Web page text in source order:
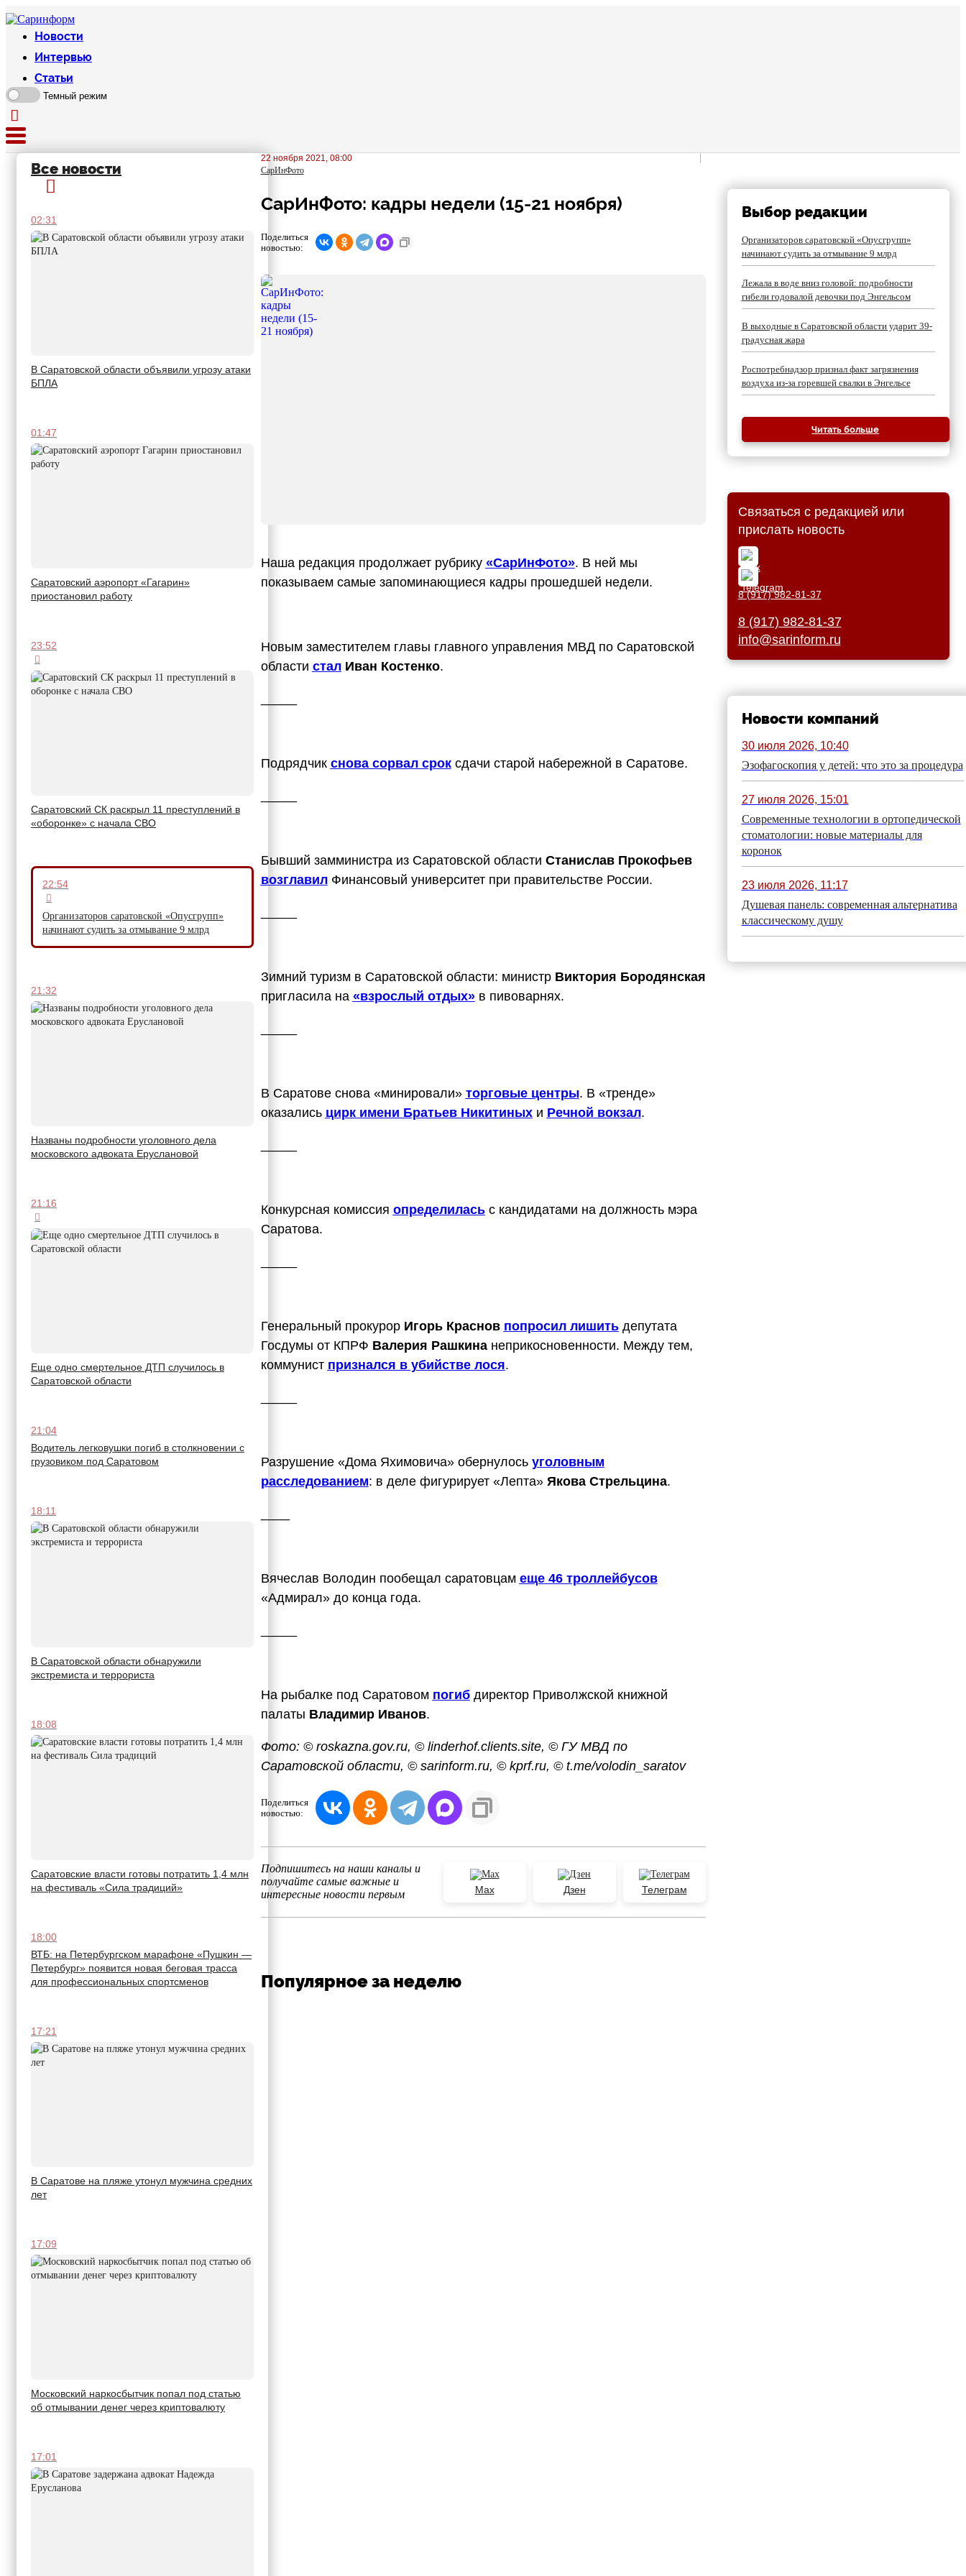
Новости
Интервью
Статьи
Темный режим
Все новости
02:31
В Саратовской области объявили угрозу атаки
БПЛА
01:47
Саратовский аэропорт «Гагарин»
приостановил работу
23:52
Саратовский СК раскрыл 11 преступлений в
«оборонке» с начала СВО
22:54
Организаторов саратовской «Опусгрупп»
начинают судить за отмывание 9 млрд
21:32
Названы подробности уголовного дела
московского адвоката Еруслановой
21:16
Еще одно смертельное ДТП случилось в
Саратовской области
21:04
Водитель легковушки погиб в столкновении с
грузовиком под Саратовом
18:11
В Саратовской области обнаружили
экстремиста и террориста
18:08
Саратовские власти готовы потратить 1,4 млн
на фестиваль «Сила традиций»
18:00
ВТБ: на Петербургском марафоне «Пушкин —
Петербург» появится новая беговая трасса
для профессиональных спортсменов
17:21
В Саратове на пляже утонул мужчина средних
лет
17:09
Московский наркосбытчик попал под статью
об отмывании денег через криптовалюту
17:01
22 ноября 2021, 08:00
СарИнФото
СарИнФото: кадры недели (15-21 ноября)
Поделиться
новостью:
Наша редакция продолжает рубрику «СарИнФото». В ней мы
показываем самые запоминающиеся кадры прошедшей недели.
Новым заместителем главы главного управления МВД по Саратовской
области стал Иван Костенко.
Подрядчик снова сорвал сроксдачи старой набережной в Саратове.
Бывший замминистра из Саратовской области Станислав Прокофьев
возглавилФинансовый университет при правительстве России.
Зимний туризм в Саратовской области: министр Виктория Бородянская
пригласила на «взрослый отдых»в пивоварнях.
В Саратове снова «минировали» торговые центры. В «тренде»
оказались цирк имени Братьев Никитиныхи Речной вокзал.
Конкурсная комиссия определиласьс кандидатами на должность мэра
Саратова.
Генеральный прокурор Игорь Краснов попросил лишитьдепутата
Госдумы от КПРФ Валерия Рашкинанеприкосновенности. Между тем,
коммунист признался в убийстве лося.
Разрушение «Дома Яхимовича» обернулось уголовным
расследованием: в деле фигурирует «Лепта» Якова Стрельцина.
Вячеслав Володин пообещал саратовцам еще 46 троллейбусов
«Адмирал» до конца года.
На рыбалке под Саратовом погибдиректор Приволжской книжной
палаты Владимир Иванов.
Фото: © roskazna.gov.ru, © linderhof.clients.site, © ГУ МВД по
Саратовской области, © sarinform.ru, © kprf.ru, © t.me/volodin_saratov
Поделиться
новостью:
Подпишитесь на наши каналы и
получайте самые важные и
интересные новости первым
Max Дзен Телеграм
Популярное за неделю
Выбор редакции
Организаторов саратовской «Опусгрупп»
начинают судить за отмывание 9 млрд
Лежала в воде вниз головой: подробности
гибели годовалой девочки под Энгельсом
В выходные в Саратовской области ударит 39-
градусная жара
Роспотребнадзор признал факт загрязнения
воздуха из-за горевшей свалки в Энгельсе
Читать больше
Связаться с редакцией или
прислать новость
8 (917) 982-81-37
8 (917) 982-81-37
info@sarinform.ru
Новости компаний
30 июля 2026, 10:40
Эзофагоскопия у детей: что это за процедура
27 июля 2026, 15:01
Современные технологии в ортопедической
стоматологии: новые материалы для
коронок
23 июля 2026, 11:17
Душевая панель: современная альтернатива
классическому душу